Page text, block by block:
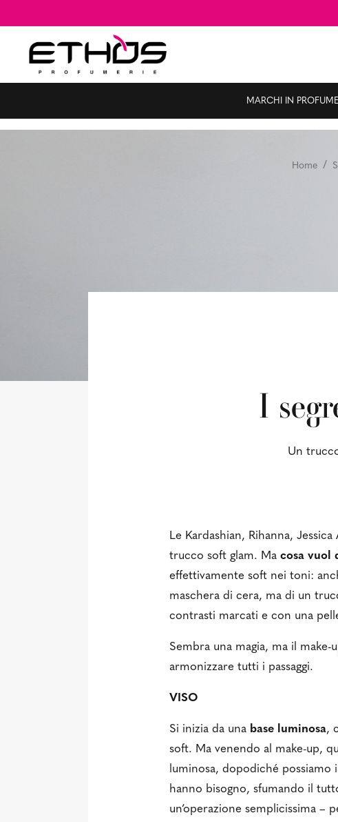
MARCHI IN
Home
I
Un
Le Kardashian, Rihanna,
trucco soft glam. Macosa vuol
effettivamente soft nei toni:
maschera di cera, ma di un
contrasti marcati e con una
Sembra una magia, ma il
armonizzare tutti i passaggi.
VISO
Si inizia da una base luminosa,
soft. Ma venendo al make-up,
luminosa, dopodiché
hanno bisogno, sfumando il
un’operazione semplicissima –